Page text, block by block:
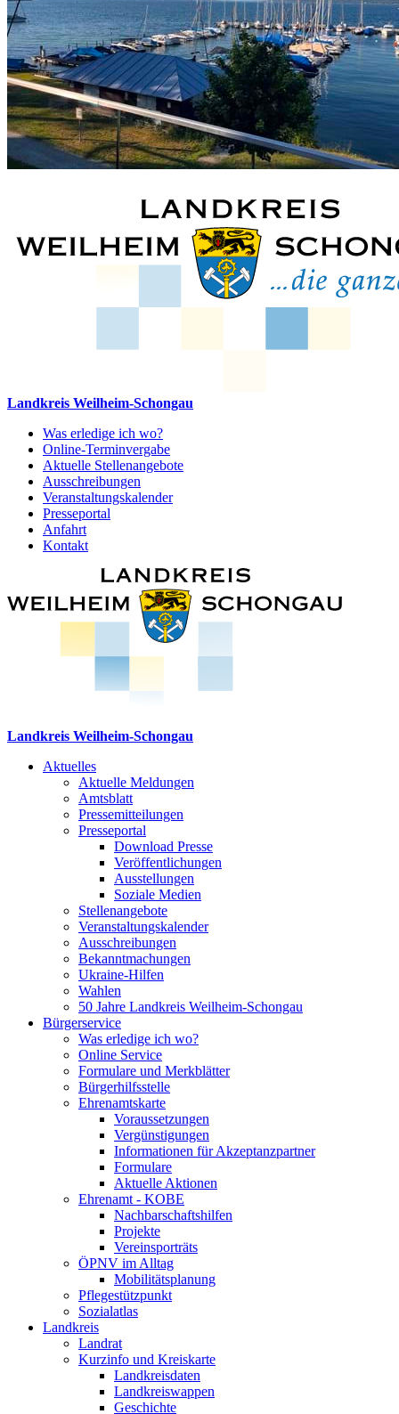
Landkreis Weilheim-Schongau
Was erledige ich wo?
Online-Terminvergabe
Aktuelle Stellenangebote
Ausschreibungen
Veranstaltungskalender
Presseportal
Anfahrt
Kontakt
Landkreis Weilheim-Schongau
Aktuelles
Aktuelle Meldungen
Amtsblatt
Pressemitteilungen
Presseportal
Download Presse
Veröffentlichungen
Ausstellungen
Soziale Medien
Stellenangebote
Veranstaltungskalender
Ausschreibungen
Bekanntmachungen
Ukraine-Hilfen
Wahlen
50 Jahre Landkreis Weilheim-Schongau
Bürgerservice
Was erledige ich wo?
Online Service
Formulare und Merkblätter
Bürgerhilfsstelle
Ehrenamtskarte
Voraussetzungen
Vergünstigungen
Informationen für Akzeptanzpartner
Formulare
Aktuelle Aktionen
Ehrenamt - KOBE
Nachbarschaftshilfen
Projekte
Vereinsporträts
ÖPNV im Alltag
Mobilitätsplanung
Pflegestützpunkt
Sozialatlas
Landkreis
Landrat
Kurzinfo und Kreiskarte
Landkreisdaten
Landkreiswappen
Geschichte